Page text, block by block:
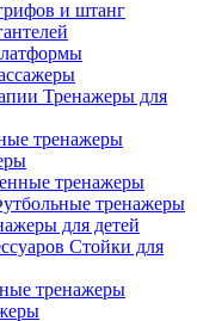
и штанг
Тренажеры для
тренажеры
тренажеры
тренажеры
для детей
Стойки для
тренажеры